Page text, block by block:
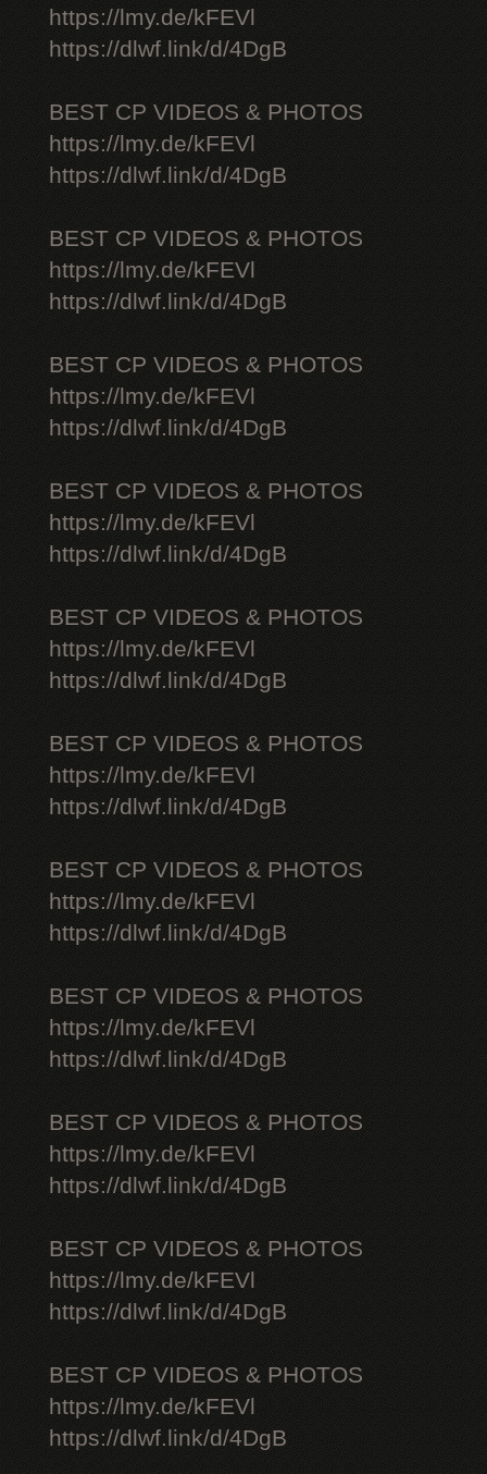
https://lmy.de/kFEVl
https://dlwf.link/d/4DgB
BEST CP VIDEOS & PHOTOS
https://lmy.de/kFEVl
https://dlwf.link/d/4DgB
BEST CP VIDEOS & PHOTOS
https://lmy.de/kFEVl
https://dlwf.link/d/4DgB
BEST CP VIDEOS & PHOTOS
https://lmy.de/kFEVl
https://dlwf.link/d/4DgB
BEST CP VIDEOS & PHOTOS
https://lmy.de/kFEVl
https://dlwf.link/d/4DgB
BEST CP VIDEOS & PHOTOS
https://lmy.de/kFEVl
https://dlwf.link/d/4DgB
BEST CP VIDEOS & PHOTOS
https://lmy.de/kFEVl
https://dlwf.link/d/4DgB
BEST CP VIDEOS & PHOTOS
https://lmy.de/kFEVl
https://dlwf.link/d/4DgB
BEST CP VIDEOS & PHOTOS
https://lmy.de/kFEVl
https://dlwf.link/d/4DgB
BEST CP VIDEOS & PHOTOS
https://lmy.de/kFEVl
https://dlwf.link/d/4DgB
BEST CP VIDEOS & PHOTOS
https://lmy.de/kFEVl
https://dlwf.link/d/4DgB
BEST CP VIDEOS & PHOTOS
https://lmy.de/kFEVl
https://dlwf.link/d/4DgB